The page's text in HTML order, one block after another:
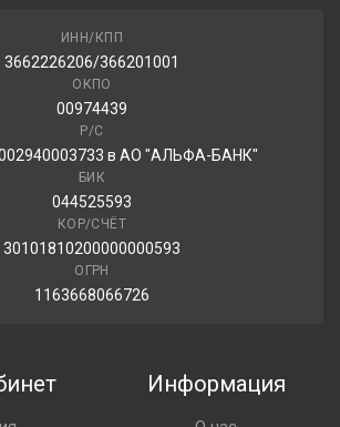
ИНН/КПП
3662226206/366201001
ОКПО
00974439
Р/С
в АО "АЛЬФА-БАНК"
БИК
044525593
КОР/СЧЁТ
30101810200000000593
ОГРН
1163668066726
Информация